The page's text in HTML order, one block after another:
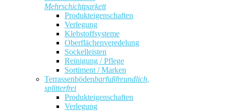
Mehrschichtparkett
Produkteigenschaften
Verlegung
Klebstoffsysteme
Oberflächenveredelung
Sockelleisten
Reinigung / Pflege
Sortiment / Marken
Terrassenbödenbarfußfreundlich,
splitterfrei
Produkteigenschaften
Verlegung